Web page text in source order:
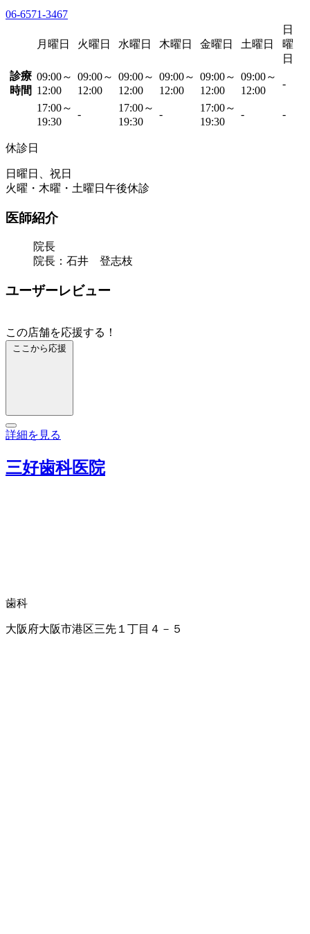
06-6571-3467
月曜日 火曜日 水曜日 木曜日 金曜日 土曜日
日
曜
日
診療
時間
09:00～
12:00
09:00～
12:00
09:00～
12:00
09:00～
12:00
09:00～
12:00
09:00～
12:00
-
17:00～
19:30
-
17:00～
19:30
-
17:00～
19:30
- -
休診日
日曜日、祝日
火曜・木曜・土曜日午後休診
医師紹介
院長
院長：石井 登志枝
ユーザーレビュー
この店舗を応援する！
ここから応援
詳細を見る
三好歯科医院
歯科
大阪府大阪市港区三先１丁目４－５